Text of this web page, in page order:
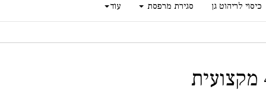
כיסוי לריהוט גן סגירת מרפסת עוד